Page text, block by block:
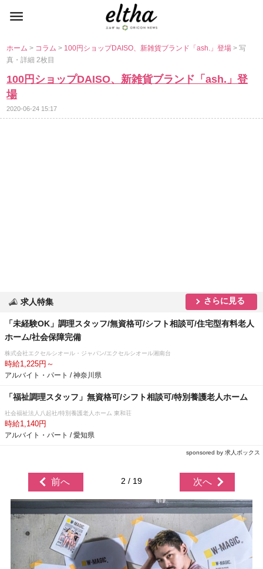
ホーム> コラム> 100円ショップDAISO、新雑貨ブランド「ash.」登場> 写
真・詳細 2枚目
100円ショップDAISO、新雑貨ブランド「ash.」登
場
2020-06-24 15:17
求人特集 さらに見る
「未経験OK」調理スタッフ/無資格可/シフト相談可/住宅型有料老人
ホーム/社会保障完備
株式会社エクセルシオール・ジャパン/エクセルシオール湘南台
時給1,225円～
アルバイト・パート / 神奈川県
「福祉調理スタッフ」無資格可/シフト相談可/特別養護老人ホーム
社会福祉法人八起社/特別養護老人ホーム 東和荘
時給1,140円
アルバイト・パート / 愛知県
sponsored by 求人ボックス
前へ 2 / 19 次へ